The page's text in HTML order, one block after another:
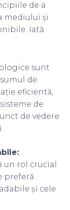
de a
mediului și
Iată
sunt
de
eficientă,
de
de vedere
un rol crucial
preferă
și cele